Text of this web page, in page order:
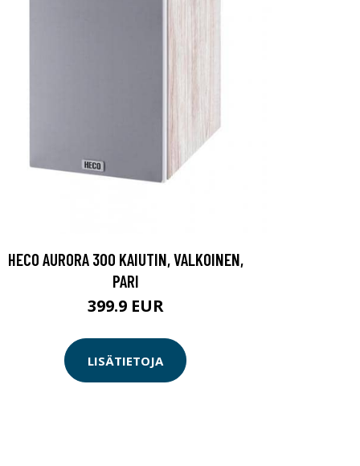
HECO AURORA 300 KAIUTIN, VALKOINEN,
PARI
399.9 EUR
LISÄTIETOJA